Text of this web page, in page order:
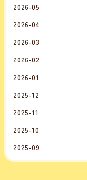
2026-05
2026-04
2026-03
2026-02
2026-01
2025-12
2025-11
2025-10
2025-09